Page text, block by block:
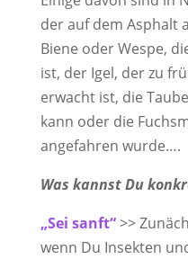
der auf dem Asphalt
Biene oder Wespe,
ist, der Igel, der zu
erwacht ist, die
kann oder die
angefahren wurde….
Was kannst Du
„Sei sanft“>>
wenn Du Insekten